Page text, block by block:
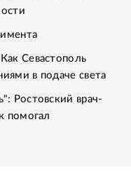
Севастополь
в подаче света
Ростовский врач-
помогал